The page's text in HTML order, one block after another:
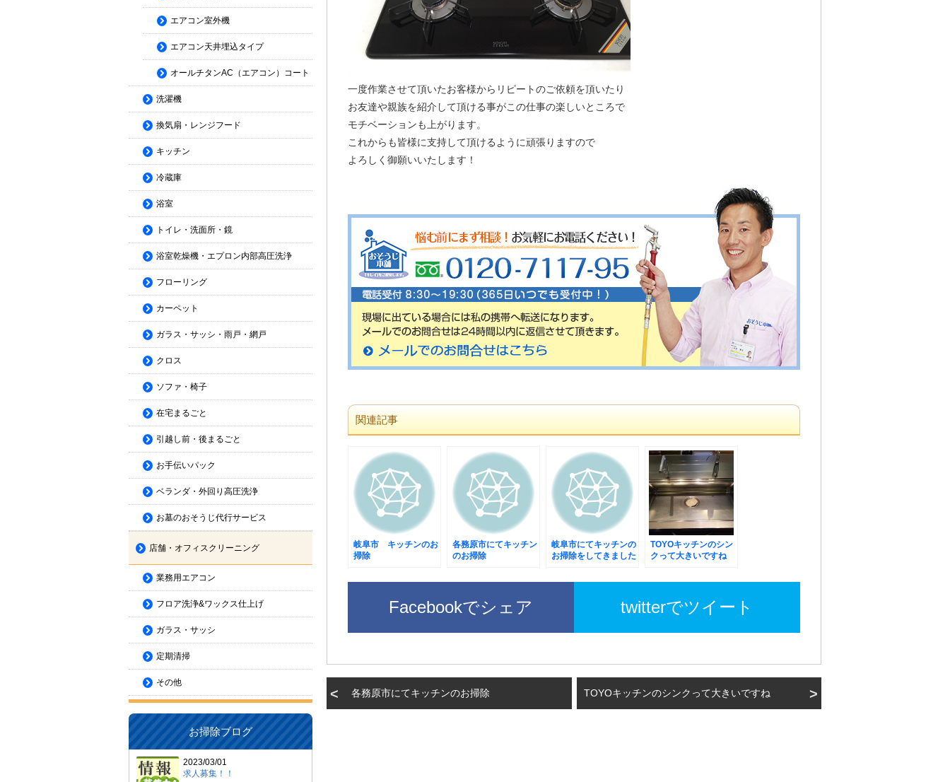
一度作業させて頂いたお客様からリピートのご依頼を頂いたり
お友達や親族を紹介して頂ける事がこの仕事の楽しいところで
モチベーションも上がります。
これからも皆様に支持して頂けるように頑張りますので
よろしく御願いいたします！
関連記事
岐阜市 キッチンのお
掃除
各務原市にてキッチン
のお掃除
岐阜市にてキッチンの
お掃除をしてきました
TOYOキッチンのシン
クって大きいですね
Facebookでシェア twitterでツイート
各務原市にてキッチンのお掃除 TOYOキッチンのシンクって大きいですね
エアコン室外機
エアコン天井埋込タイプ
オールチタンAC（エアコン）コート
洗濯機
換気扇・レンジフード
キッチン
冷蔵庫
浴室
トイレ・洗面所・鏡
浴室乾燥機・エプロン内部高圧洗浄
フローリング
カーペット
ガラス・サッシ・雨戸・網戸
クロス
ソファ・椅子
在宅まるごと
引越し前・後まるごと
お手伝いパック
ベランダ・外回り高圧洗浄
お墓のおそうじ代行サービス
店舗・オフィスクリーニング
業務用エアコン
フロア洗浄&ワックス仕上げ
ガラス・サッシ
定期清掃
その他
お掃除ブログ
2023/03/01
求人募集！！